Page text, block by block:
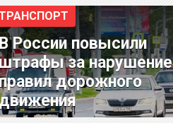
России повысили
за нарушение
дорожного